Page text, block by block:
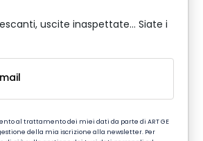
uscite inaspettate... Siate i
al trattamento dei miei dati da parte di ART GE
della mia iscrizione alla newsletter. Per